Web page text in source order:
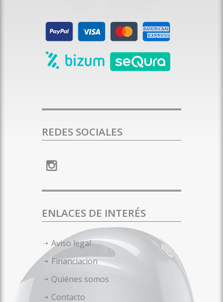
REDES SOCIALES
ENLACES DE INTERÉS
Aviso legal
Financiacion
Quiénes somos
Contacto